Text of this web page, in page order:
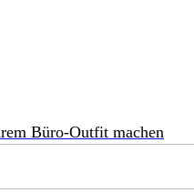
Büro-Outfit machen